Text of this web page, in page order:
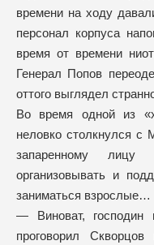
времени на ходу
персонал корпуса
время от времени
Генерал Попов
оттого выглядел
Во время одной из
неловко столкнулся
запаренному
организовывать и
заниматься взрослые…
— Виноват, господин
проговорил